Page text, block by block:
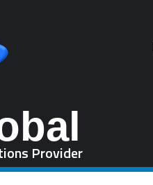
Provider